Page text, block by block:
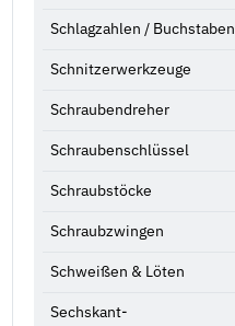
Schlagzahlen / Buchstaben
Schnitzerwerkzeuge
Schraubendreher
Schraubenschlüssel
Schraubstöcke
Schraubzwingen
Schweißen & Löten
Sechskant-